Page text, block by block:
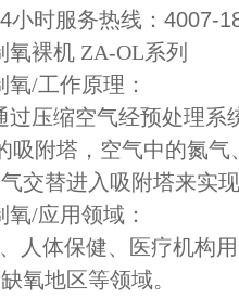
小时服务热线：4007-
氧裸机 ZA-OL系列
氧/工作原理：
过压缩空气经预处理系
吸附塔，空气中的氮
交替进入吸附塔来实
氧/应用领域：
人体保健、医疗机构
氧地区等领域。